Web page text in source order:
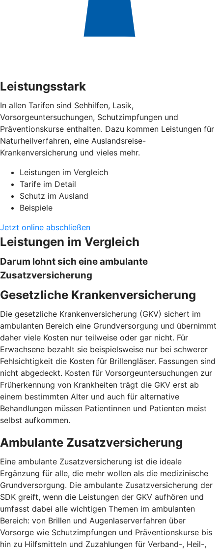
Leistungsstark
In allen Tarifen sind Sehhilfen, Lasik,
Vorsorgeuntersuchungen, Schutzimpfungen und
Präventionskurse enthalten. Dazu kommen Leistungen für
Naturheilverfahren, eine Auslandsreise-
Krankenversicherung und vieles mehr.
Leistungen im Vergleich
Tarife im Detail
Schutz im Ausland
Beispiele
Jetzt online abschließen
Leistungen im Vergleich
Darum lohnt sich eine ambulante
Zusatzversicherung
Gesetzliche Krankenversicherung
Die gesetzliche Krankenversicherung (GKV) sichert im
ambulanten Bereich eine Grundversorgung und übernimmt
daher viele Kosten nur teilweise oder gar nicht. Für
Erwachsene bezahlt sie beispielsweise nur bei schwerer
Fehlsichtigkeit die Kosten für Brillengläser. Fassungen sind
nicht abgedeckt. Kosten für Vorsorgeuntersuchungen zur
Früherkennung von Krankheiten trägt die GKV erst ab
einem bestimmten Alter und auch für alternative
Behandlungen müssen Patientinnen und Patienten meist
selbst aufkommen.
Ambulante Zusatzversicherung
Eine ambulante Zusatzversicherung ist die ideale
Ergänzung für alle, die mehr wollen als die medizinische
Grundversorgung. Die ambulante Zusatzversicherung der
SDK greift, wenn die Leistungen der GKV aufhören und
umfasst dabei alle wichtigen Themen im ambulanten
Bereich: von Brillen und Augenlaserverfahren über
Vorsorge wie Schutzimpfungen und Präventionskurse bis
hin zu Hilfsmitteln und Zuzahlungen für Verband-, Heil-,